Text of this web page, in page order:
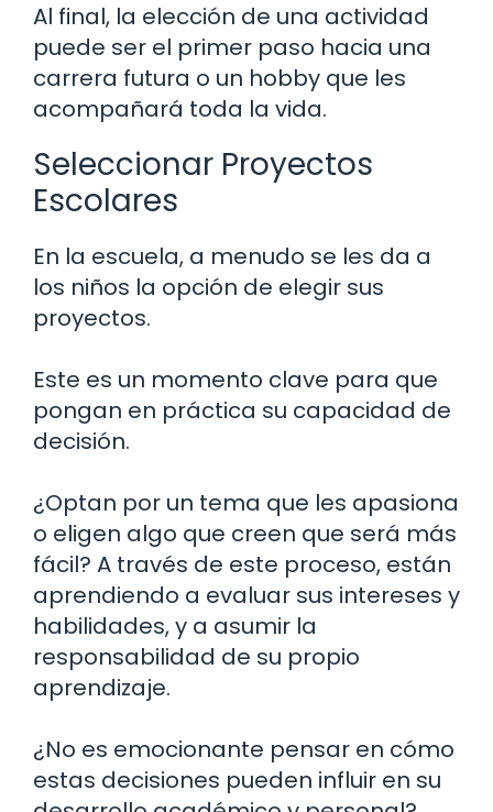
Al final, la elección de una actividad
puede ser el primer paso hacia una
carrera futura o un hobby que les
acompañará toda la vida.
Seleccionar Proyectos
Escolares
En la escuela, a menudo se les da a
los niños la opción de elegir sus
proyectos.
Este es un momento clave para que
pongan en práctica su capacidad de
decisión.
¿Optan por un tema que les apasiona
o eligen algo que creen que será más
fácil? A través de este proceso, están
aprendiendo a evaluar sus intereses y
habilidades, y a asumir la
responsabilidad de su propio
aprendizaje.
¿No es emocionante pensar en cómo
estas decisiones pueden influir en su